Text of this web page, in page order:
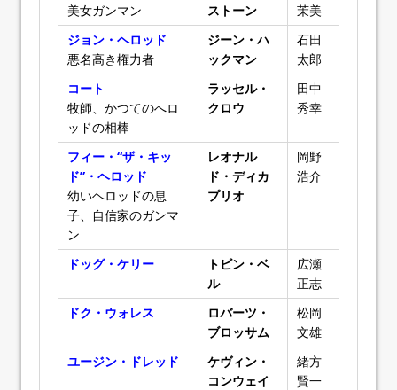
美女ガンマン
ストーン
茉美
ジョン・ヘロッド
悪名高き権力者
ジーン・ハ
ックマン
石田
太郎
コート
牧師、かつてのへロ
ッドの相棒
ラッセル・
クロウ
田中
秀幸
フィー・“ザ・キッ
ド”・ヘロッド
幼いヘロッドの息
子、自信家のガンマ
ン
レオナル
ド・ディカ
プリオ
岡野
浩介
ドッグ・ケリー
トビン・ベ
ル
広瀬
正志
ドク・ウォレス
ロバーツ・
ブロッサム
松岡
文雄
ユージン・ドレッド
ケヴィン・
コンウェイ
緒方
賢一